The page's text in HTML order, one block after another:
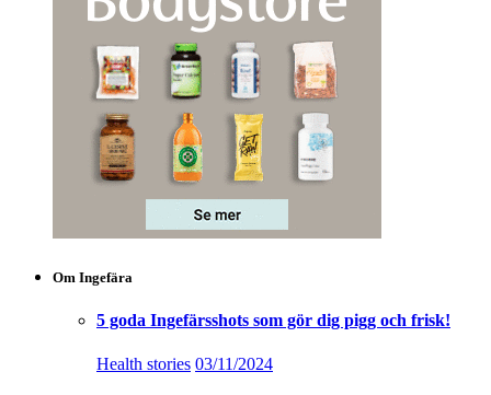
Om Ingefära
5 goda Ingefärsshots som gör dig pigg och frisk!
Health stories 03/11/2024